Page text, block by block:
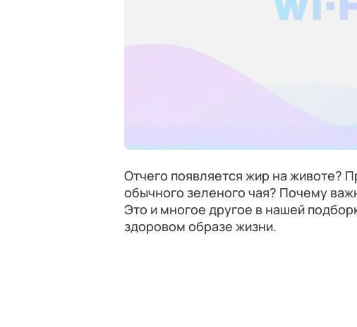
Отчего появляется жир на животе?
обычного зеленого чая? Почему
Это и многое другое в нашей
здоровом образе жизни.